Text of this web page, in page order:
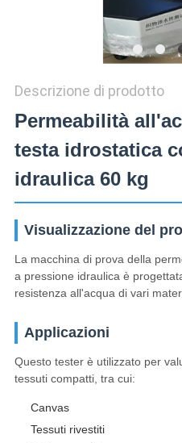
Descrizione di prodotto
Permeabilità
testa idrostatica
idraulica 60 kg
Visualizzazione del
La macchina di prova della
a pressione idraulica è
resistenza all'acqua di vari
Applicazioni
Questo tester è utilizzato per
tessuti compatti, tra cui:
Canvas
Tessuti rivestiti